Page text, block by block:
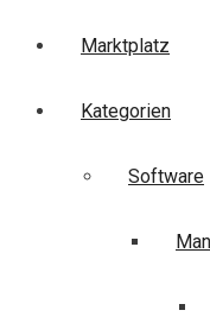
Marktplatz
Kategorien
Software